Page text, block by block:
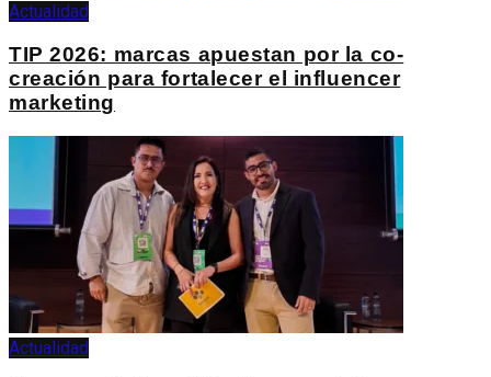
Actualidad
TIP 2026: marcas apuestan por la co-
creación para fortalecer el influencer
marketing
Actualidad